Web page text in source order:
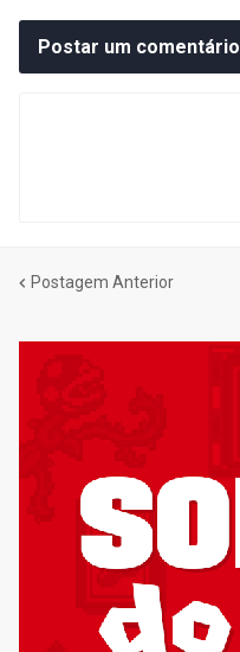
Postar um comentário
Postagem Anterior